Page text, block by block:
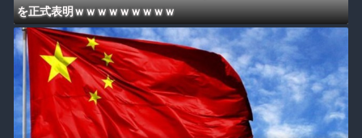
を正式表明ｗｗｗｗｗｗｗｗｗ